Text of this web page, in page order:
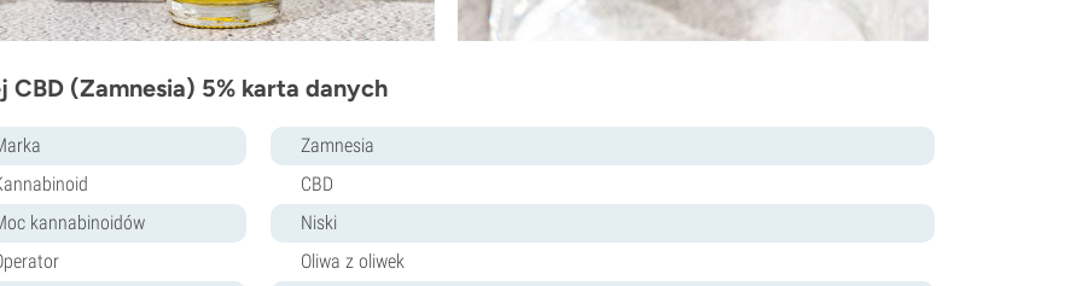
CBD (Zamnesia) 5% karta danych
Zamnesia
CBD
kannabinoidów
Niski
Oliwa z oliwek